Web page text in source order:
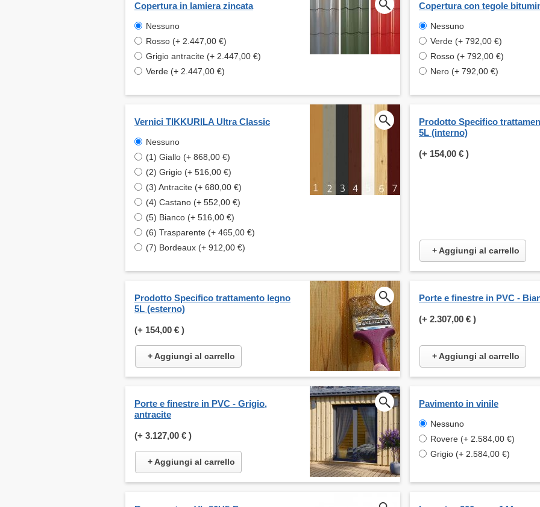
Copertura in lamiera zincata
Nessuno
Rosso (+ 2.447,00 €)
Grigio antracite (+ 2.447,00 €)
Verde (+ 2.447,00 €)
Copertura con tegole
Nessuno
Verde (+ 792,00 €)
Rosso (+ 792,00 €)
Nero (+ 792,00 €)
Vernici TIKKURILA Ultra Classic
Nessuno
(1) Giallo (+ 868,00 €)
(2) Grigio (+ 516,00 €)
(3) Antracite (+ 680,00 €)
(4) Castano (+ 552,00 €)
(5) Bianco (+ 516,00 €)
(6) Trasparente (+ 465,00 €)
(7) Bordeaux (+ 912,00 €)
Prodotto Specifico
5L (interno)
(+ 154,00 € )
+ Aggiungi al carrello
Prodotto Specifico trattamento legno
5L (esterno)
(+ 154,00 € )
+ Aggiungi al carrello
Porte e finestre in PVC -
(+ 2.307,00 € )
+ Aggiungi al carrello
Porte e finestre in PVC - Grigio,
antracite
(+ 3.127,00 € )
+ Aggiungi al carrello
Pavimento in vinile
Nessuno
Rovere (+ 2.584,00 €)
Grigio (+ 2.584,00 €)